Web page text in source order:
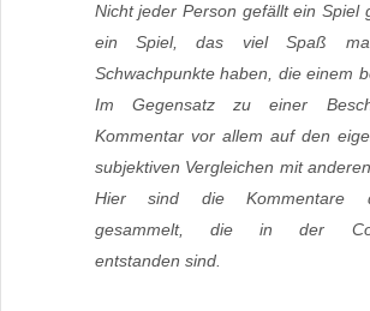
Nicht jeder Person gefällt ein Spiel
ein Spiel, das viel Spaß
Schwachpunkte haben, die einem
Im Gegensatz zu einer
Kommentar vor allem auf den
subjektiven Vergleichen mit
Hier sind die Kommentare
gesammelt, die in der
entstanden sind.